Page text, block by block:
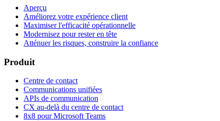
Aperçu
Améliorez votre expérience client
Maximiser l'efficacité opérationnelle
Modernisez pour rester en tête
Atténuer les risques, construire la confiance
Produit
Centre de contact
Communications unifiées
APIs de communication
CX au-delà du centre de contact
8x8 pour Microsoft Teams